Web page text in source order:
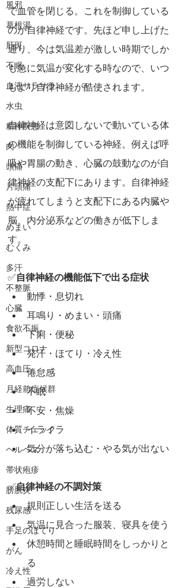
風邪
葛根湯
肝斑
不眠
血液サラサラ
水虫
精神疾患
肉
頭痛
片頭痛
熱中症
めまい
むくみ
多汗
不整脈
心臓
食欲不振
新型コロナ
高血圧
月経前症候群
生理痛
体質チェック
ヘルペス
帯状疱疹
膀胱炎
残尿感
手足のほてり
がん
冷え性
で血管を閉じる。これを制御している
のが自律神経です。先ほど申し上げた
通り、今は気温差が激しい時期でしか
も急に気温が変化する時なので、いつ
もより自律神経が酷使されます。
自律神経は意図しないで動いている体
の機能を制御している神経。例えば呼
吸や胃腸の動き、心臓の鼓動なのが自
律神経の支配下にあります。自律神経
が疲れてしまうと支配下にある内臓や
脳、内分泌系などの働きが低下しま
す。
✅自律神経の機能低下で出る症状
動悸・息切れ
耳鳴り・めまい・頭痛
下痢・便秘
発汗・ほてり・冷え性
倦怠感
不眠
不安・焦燥
イライラ
気分が落ち込む・やる気が出ない
✅自律神経の不調対策
規則正しい生活を送る
気温に見合った服装、寝具を使う
休憩時間と睡眠時間をしっかりと
る
過労しない